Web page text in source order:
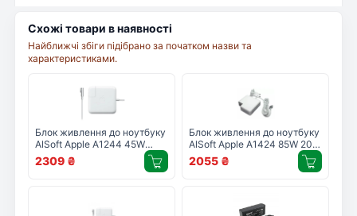
Схожі товари в наявності
Найближчі збіги підібрано за початком назви та
характеристиками.
Блок живлення до ноутбуку
AlSoft Apple A1244 45W
14.5V, 3.1A, MagSafe
(A40113)
2309 ₴
Блок живлення до ноутбуку
AlSoft Apple A1424 85W 20V,
4.25A, MagSafe2 (A40376)
2055 ₴